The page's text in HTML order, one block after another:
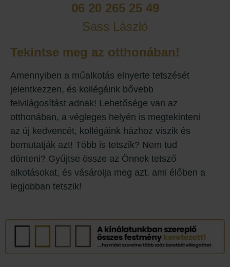
06 20 265 25 49
Sass László
Tekintse meg az otthonában!
Amennyiben a műalkotás elnyerte tetszését
jelentkezzen, és kollégáink bővebb
felvilágosítást adnak! Lehetősége van az
otthonában, a végleges helyén is megtekinteni
az új kedvencét, kollégáink házhoz viszik és
bemutatják azt! Több is tetszik? Nem tud
dönteni? Gyűjtse össze az Önnek tetsző
alkotásokat, és vásárolja meg azt, ami élőben a
legjobban tetszik!